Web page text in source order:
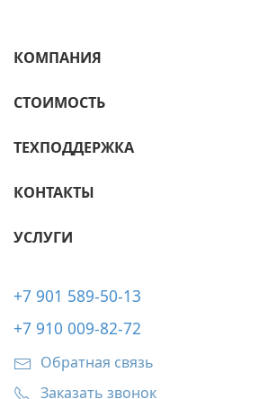
КОМПАНИЯ
СТОИМОСТЬ
ТЕХПОДДЕРЖКА
КОНТАКТЫ
УСЛУГИ
+7 901 589-50-13
+7 910 009-82-72
Обратная связь
Заказать звонок